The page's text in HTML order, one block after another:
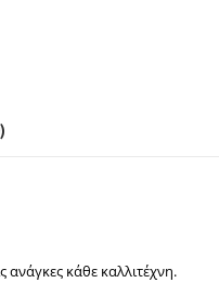
κάθε καλλιτέχνη.